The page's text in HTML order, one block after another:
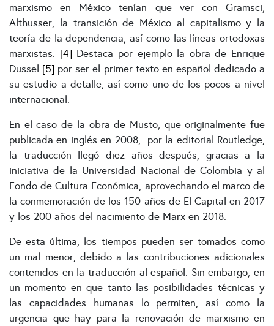
marxismo en México tenían que ver con Gramsci,
Althusser, la transición de México al capitalismo y la
teoría de la dependencia, así como las líneas ortodoxas
marxistas. [4] Destaca por ejemplo la obra de Enrique
Dussel [5] por ser el primer texto en español dedicado a
su estudio a detalle, así como uno de los pocos a nivel
internacional.
En el caso de la obra de Musto, que originalmente fue
publicada en inglés en 2008, por la editorial Routledge,
la traducción llegó diez años después, gracias a la
iniciativa de la Universidad Nacional de Colombia y al
Fondo de Cultura Económica, aprovechando el marco de
la conmemoración de los 150 años de El Capital en 2017
y los 200 años del nacimiento de Marx en 2018.
De esta última, los tiempos pueden ser tomados como
un mal menor, debido a las contribuciones adicionales
contenidos en la traducción al español. Sin embargo, en
un momento en que tanto las posibilidades técnicas y
las capacidades humanas lo permiten, así como la
urgencia que hay para la renovación de marxismo en